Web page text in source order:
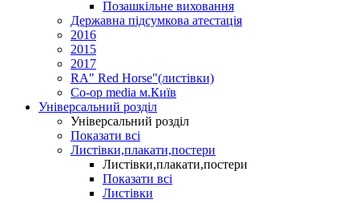
Позашкільне виховання
Державна підсумкова атестація
2016
2015
2017
RA" Red Horse"(листівки)
Co-op media м.Київ
Універсальний розділ
Універсальний розділ
Показати всі
Листівки,плакати,постери
Листівки,плакати,постери
Показати всі
Листівки